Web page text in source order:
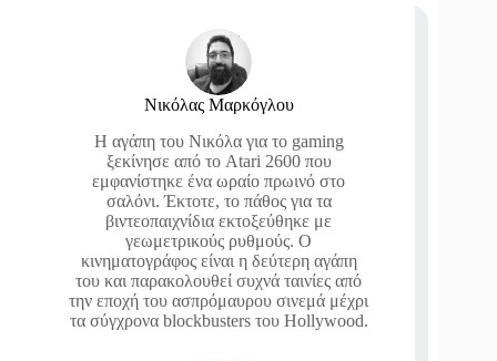
Νικόλας Μαρκόγλου
Η αγάπη του Νικόλα για το gaming
ξεκίνησε από το Atari 2600 που
εμφανίστηκε ένα ωραίο πρωινό στο
σαλόνι. Έκτοτε, το πάθος για τα
βιντεοπαιχνίδια εκτοξεύθηκε με
γεωμετρικούς ρυθμούς. Ο
κινηματογράφος είναι η δεύτερη αγάπη
του και παρακολουθεί συχνά ταινίες από
την εποχή του ασπρόμαυρου σινεμά μέχρι
τα σύγχρονα blockbusters του Hollywood.